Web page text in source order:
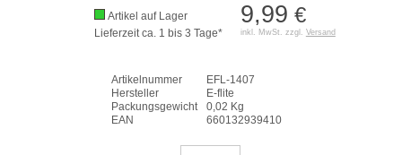
9,99 €
inkl. MwSt. zzgl. Versand
Artikel auf Lager
Lieferzeit ca. 1 bis 3 Tage*
Artikelnummer
EFL-1407
Hersteller
E-flite
Packungsgewicht
0,02 Kg
EAN
660132939410